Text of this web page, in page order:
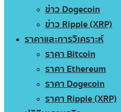
ข่าว Dogecoin
ข่าว Ripple (XRP)
ราคาและการวิเคราะห์
ราคา Bitcoin
ราคา Ethereum
ราคา Dogecoin
ราคา Ripple (XRP)